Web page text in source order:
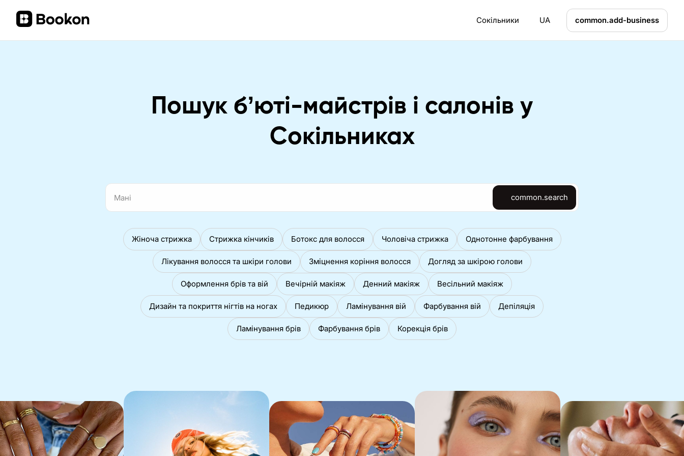
Сокільники UA common.add-business
Пошук бʼюті-майстрів і салонів у
Сокільниках
common.search
Жіноча стрижка Стрижка кінчиків Ботокс для волосся Чоловіча стрижка Однотонне фарбування
Лікування волосся та шкіри голови Зміцнення коріння волосся Догляд за шкірою голови
Оформлення брів та вій Вечірній макіяж Денний макіяж Весільний макіяж
Дизайн та покриття нігтів на ногах Педикюр Ламінування вій Фарбування вій Депіляція
Ламінування брів Фарбування брів Корекція брів